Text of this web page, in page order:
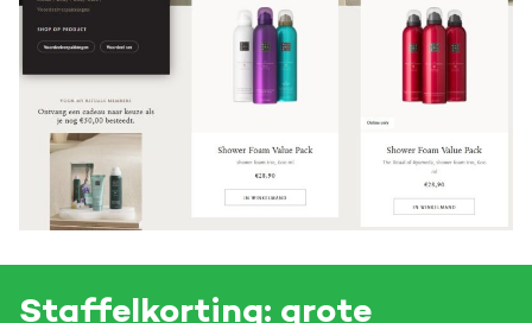
Staffelkorting: grote